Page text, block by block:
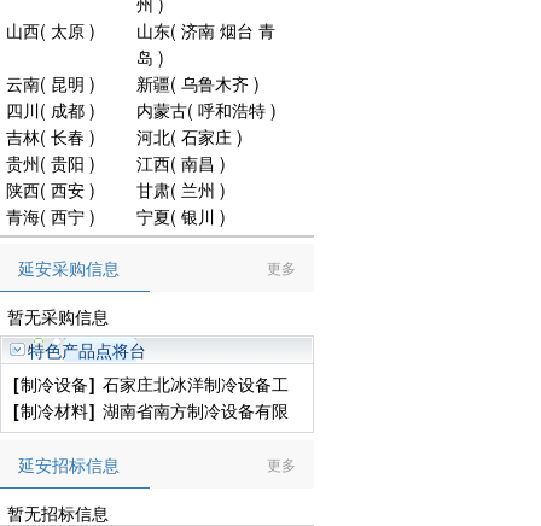
山西( 太原 ) 山东( 济南 烟台 青
岛 )
云南( 昆明 ) 新疆( 乌鲁木齐 )
四川( 成都 ) 内蒙古( 呼和浩特 )
吉林( 长春 ) 河北( 石家庄 )
贵州( 贵阳 ) 江西( 南昌 )
陕西( 西安 ) 甘肃( 兰州 )
青海( 西宁 ) 宁夏( 银川 )
更多
延安采购信息
暂无采购信息
特色产品点将台
[制冷设备] 石家庄北冰洋制冷设备工
程有限公司
[制冷材料] 湖南省南方制冷设备有限
公司
更多
延安招标信息
暂无招标信息